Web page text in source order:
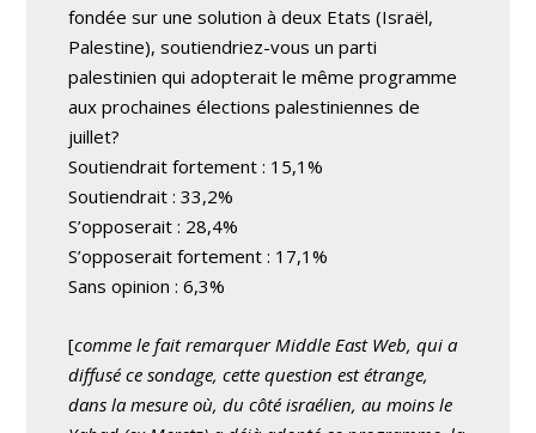
fondée sur une solution à deux Etats (Israël,
Palestine), soutiendriez-vous un parti
palestinien qui adopterait le même programme
aux prochaines élections palestiniennes de
juillet?
Soutiendrait fortement : 15,1%
Soutiendrait : 33,2%
S’opposerait : 28,4%
S’opposerait fortement : 17,1%
Sans opinion : 6,3%
[comme le fait remarquer Middle East Web, qui a
diffusé ce sondage, cette question est étrange,
dans la mesure où, du côté israélien, au moins le